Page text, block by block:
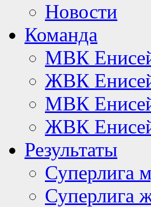
Новости
Команда
МВК
ЖВК
МВК
ЖВК
Результаты
Суперлига
Суперлига